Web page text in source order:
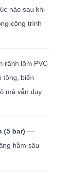
nào sau khi
công trình
rãnh lõm PVC
tông, biến
mà vẫn duy
(5 bar) —
hầm sâu